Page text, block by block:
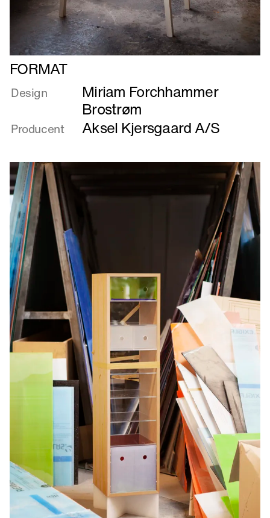
Læs
mere
om
FORMAT
Design
Miriam Forchhammer
Brostrøm
Producent Aksel Kjersgaard A/S